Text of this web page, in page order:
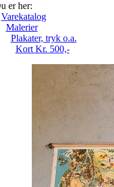
er her:
Varekatalog
Malerier
Plakater, tryk o.a.
Kort Kr. 500,-